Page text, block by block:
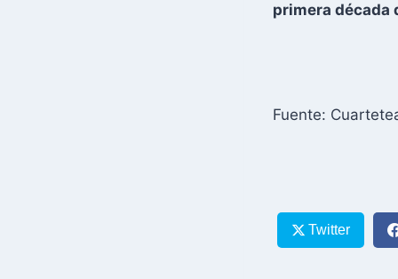
primera década
Fuente:
Twitter